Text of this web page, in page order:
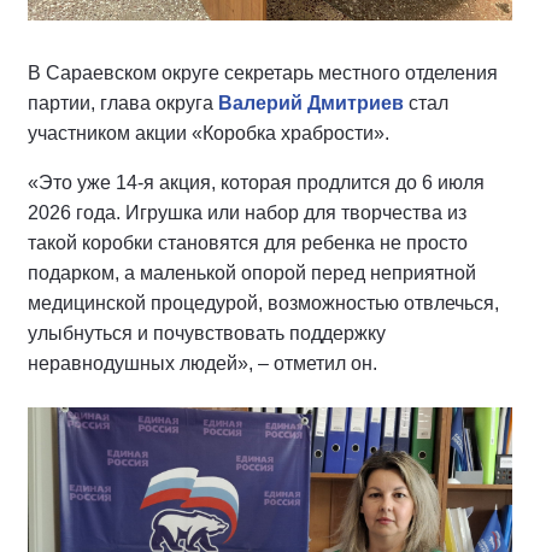
В Сараевском округе секретарь местного отделения
партии, глава округа Валерий Дмитриев стал
участником акции «Коробка храбрости».
«Это уже 14-я акция, которая продлится до 6 июля
2026 года. Игрушка или набор для творчества из
такой коробки становятся для ребенка не просто
подарком, а маленькой опорой перед неприятной
медицинской процедурой, возможностью отвлечься,
улыбнуться и почувствовать поддержку
неравнодушных людей», – отметил он.